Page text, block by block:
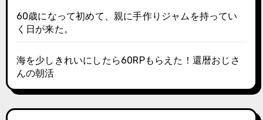
60歳になって初めて、親に手作りジャムを持ってい
く日が来た。
海を少しきれいにしたら60RPもらえた！還暦おじさ
んの朝活